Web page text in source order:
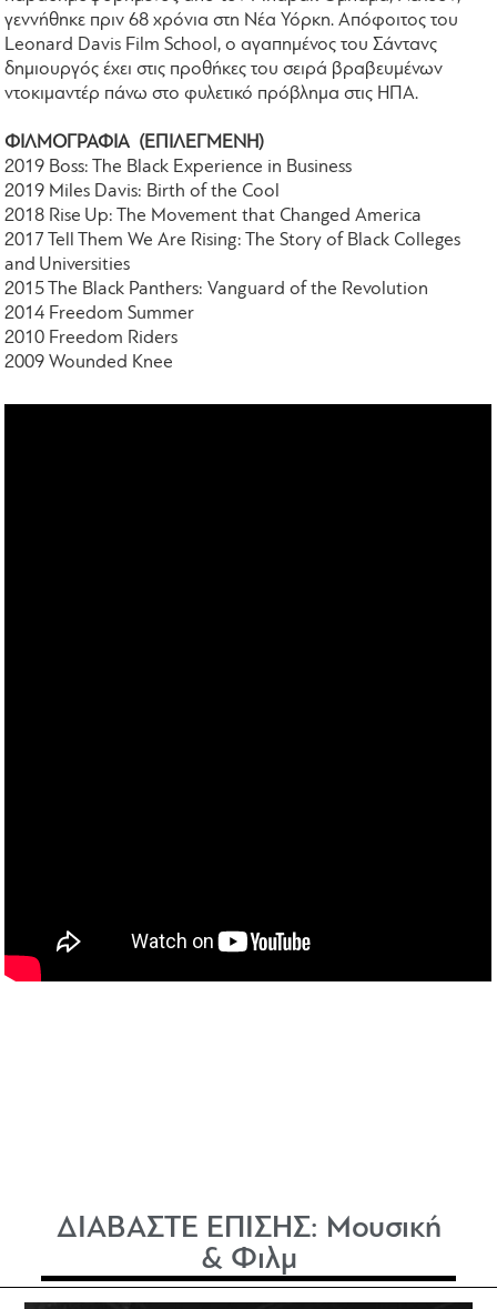
γεννήθηκε πριν 68 χρόνια στη Νέα Υόρκη. Απόφοιτος του
Leonard Davis Film School, ο αγαπημένος του Σάντανς
δημιουργός έχει στις προθήκες του σειρά βραβευμένων
ντοκιμαντέρ πάνω στο φυλετικό πρόβλημα στις ΗΠΑ.
ΦΙΛΜΟΓΡΑΦΙΑ (ΕΠΙΛΕΓΜΕΝΗ)
2019 Boss: The Black Experience in Business
2019 Miles Davis: Birth of the Cool
2018 Rise Up: The Movement that Changed America
2017 Tell Them We Are Rising: The Story of Black Colleges
and Universities
2015 The Black Panthers: Vanguard of the Revolution
2014 Freedom Summer
2010 Freedom Riders
2009 Wounded Knee
ΔΙΑΒΑΣΤΕ ΕΠΙΣΗΣ: Μουσική
& Φιλμ